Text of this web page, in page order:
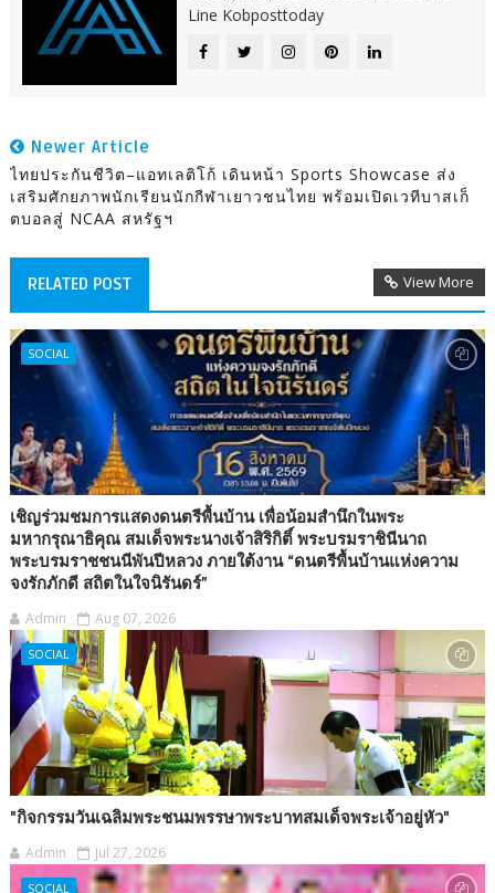
Line Kobposttoday
Newer Article
ไทยประกันชีวิต–แอทเลติโก้ เดินหน้า Sports Showcase ส่ง
เสริมศักยภาพนักเรียนนักกีฬาเยาวชนไทย พร้อมเปิดเวทีบาสเก็
ตบอลสู่ NCAA สหรัฐฯ
RELATED POST View More
SOCIAL
เชิญร่วมชมการแสดงดนตรีพื้นบ้าน เพื่อน้อมสำนึกในพระ
มหากรุณาธิคุณ สมเด็จพระนางเจ้าสิริกิติ์ พระบรมราชินีนาถ
พระบรมราชชนนีพันปีหลวง ภายใต้งาน “ดนตรีพื้นบ้านแห่งความ
จงรักภักดี สถิตในใจนิรันดร์”
Admin Aug 07, 2026
SOCIAL
"กิจกรรมวันเฉลิมพระชนมพรรษาพระบาทสมเด็จพระเจ้าอยู่หัว"
Admin Jul 27, 2026
SOCIAL